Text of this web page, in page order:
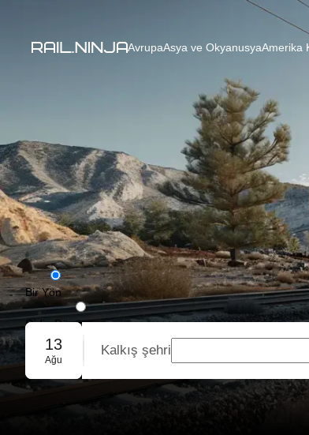
AvrupaAsya ve OkyanusyaAmerika
Bir Yön
Gidiş-Dönüş
Grup Rezervasyonu
13
Ağu
Kalkış şehri